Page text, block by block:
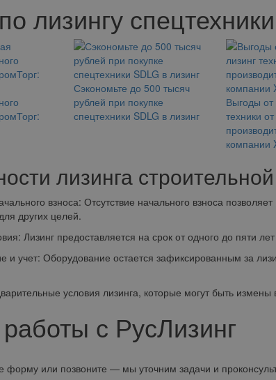
лизингу спецтехники
Сэкономьте до 500 тысяч
рублей при покупке
спецтехники SDLG в лизинг
Выгоды от
техники
компании
лизинга
взноса: Отсутствие начального взноса
других целей.
Лизинг предоставляется на срок от одного до пяти
Оборудование остается зафиксированным за
условия лизинга, которые могут быть измены
с РусЛизинг
форму или позвоните — мы уточним задачи и